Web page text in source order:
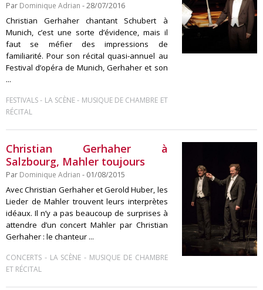
Par Dominique Adrian - 28/07/2016
Christian Gerhaher chantant Schubert à
Munich, c’est une sorte d’évidence, mais il
faut se méfier des impressions de
familiarité. Pour son récital quasi-annuel au
Festival d’opéra de Munich, Gerhaher et son
...
FESTIVALS- LA SCÈNE- MUSIQUE DE CHAMBRE ET
RÉCITAL
Christian Gerhaher à
Salzbourg, Mahler toujours
Par Dominique Adrian - 01/08/2015
Avec Christian Gerhaher et Gerold Huber, les
Lieder de Mahler trouvent leurs interprètes
idéaux. Il n’y a pas beaucoup de surprises à
attendre d’un concert Mahler par Christian
Gerhaher : le chanteur ...
CONCERTS - LA SCÈNE - MUSIQUE DE CHAMBRE
ET RÉCITAL